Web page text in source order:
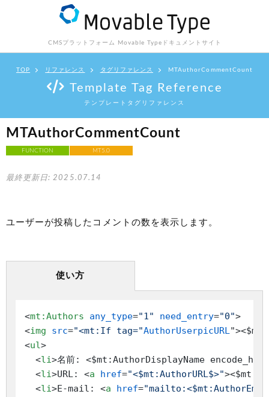
CMSプラットフォーム Movable Type ドキュメントサイト
TOP リファレンス タグリファレンス MTAuthorCommentCount
Template Tag Reference
テンプレートタグリファレンス
MTAuthorCommentCount
FUNCTION MT5.0
最終更新日: 2025.07.14
ユーザーが投稿したコメントの数を表示します。
使い方
<mt:Authors any_type="1" need_entry="0">
<img src="<mt:If tag="AuthorUserpicURL">
<ul>
<li>名前: <$mt:AuthorDisplayName
<li>URL: <a href="<$mt:AuthorURL$>">
<li>E-mail: <a href=